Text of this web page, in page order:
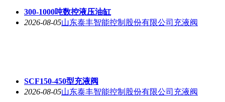
300-1000吨数控液压油缸
2026-08-05山东泰丰智能控制股份有限公司充液阀
SCF150-450型充液阀
2026-08-05山东泰丰智能控制股份有限公司充液阀